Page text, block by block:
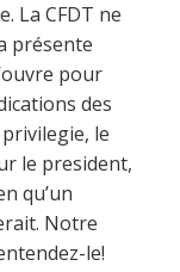
La CFDT ne
présente
pour
des
le
le president,
qu’un
Notre
le!